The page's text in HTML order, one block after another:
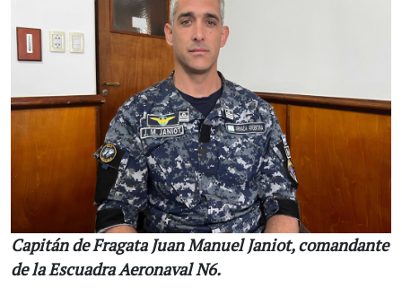
Capitán de Fragata Juan Manuel Janiot, comandante
de la Escuadra Aeronaval N6.